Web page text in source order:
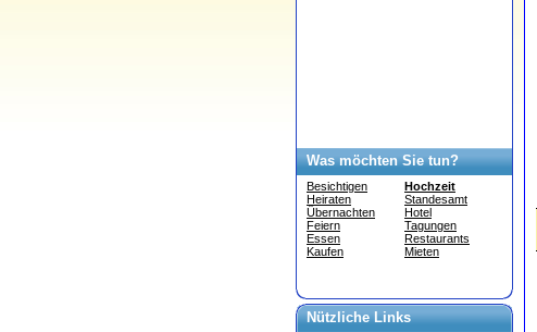
Was möchten Sie tun?
Besichtigen
Heiraten
Übernachten
Feiern
Essen
Kaufen
Hochzeit
Standesamt
Hotel
Tagungen
Restaurants
Mieten
Nützliche Links